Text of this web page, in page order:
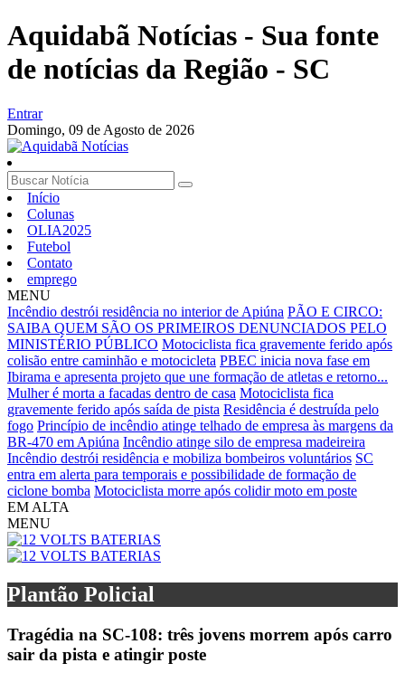
Aquidabã Notícias - Sua fonte
de notícias da Região - SC
Entrar
Domingo, 09 de Agosto de 2026
Início
Colunas
OLIA2025
Futebol
Contato
emprego
MENU
Incêndio destrói residência no interior de Apiúna PÃO E CIRCO:
SAIBA QUEM SÃO OS PRIMEIROS DENUNCIADOS PELO
MINISTÉRIO PÚBLICO Motociclista fica gravemente ferido após
colisão entre caminhão e motocicleta PBEC inicia nova fase em
Ibirama e apresenta projeto que une formação de atletas e retorno...
Mulher é morta a facadas dentro de casa Motociclista fica
gravemente ferido após saída de pista Residência é destruída pelo
fogo Princípio de incêndio atinge telhado de empresa às margens da
BR-470 em Apiúna Incêndio atinge silo de empresa madeireira
Incêndio destrói residência e mobiliza bombeiros voluntários SC
entra em alerta para temporais e possibilidade de formação de
ciclone bomba Motociclista morre após colidir moto em poste
EM ALTA
MENU
Plantão Policial
Tragédia na SC-108: três jovens morrem após carro
sair da pista e atingir poste